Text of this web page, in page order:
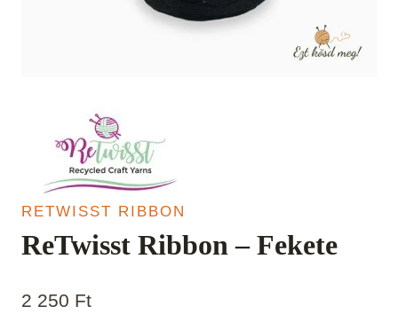
RETWISST RIBBON
ReTwisst Ribbon – Fekete
2 250 Ft